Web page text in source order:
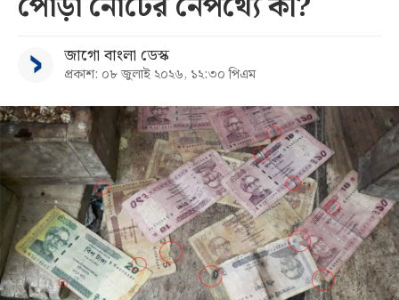
বিভাগ
আর্কাইভ
কনভার্টার
জাগো বাংলা ডেস্ক
প্রকাশ: ০৮ জুলাই ২০২৬, ১২:৩০ পিএম